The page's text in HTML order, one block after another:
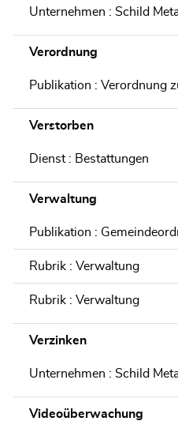
Unternehmen : Schild
Verordnung
Publikation : Verordnung
Verstorben
Dienst : Bestattungen
Verwaltung
Publikation :
Rubrik : Verwaltung
Rubrik : Verwaltung
Verzinken
Unternehmen : Schild
Videoüberwachung